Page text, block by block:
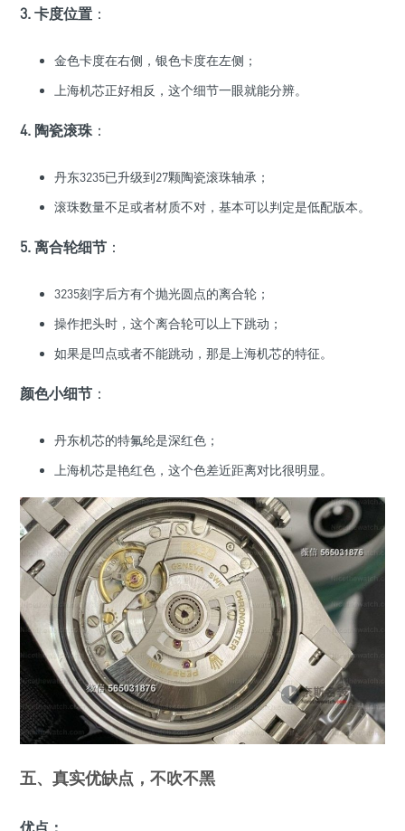
3. 卡度位置 ：
金色卡度在右侧，银色卡度在左侧；
上海机芯正好相反，这个细节一眼就能分辨。
4. 陶瓷滚珠：
丹东3235已升级到27颗陶瓷滚珠轴承；
滚珠数量不足或者材质不对，基本可以判定是低配版本。
5. 离合轮细节 ：
3235刻字后方有个抛光圆点的离合轮；
操作把头时，这个离合轮可以上下跳动；
如果是凹点或者不能跳动，那是上海机芯的特征。
颜色小细节 ：
丹东机芯的特氟纶是深红色；
上海机芯是艳红色，这个色差近距离对比很明显。
五、真实优缺点，不吹不黑
优点：